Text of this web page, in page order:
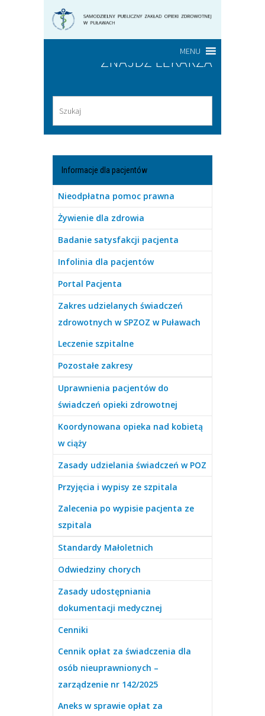
MENU
ZNAJDŹ LEKARZA
Informacje dla pacjentów
Nieodpłatna pomoc prawna
Żywienie dla zdrowia
Badanie satysfakcji pacjenta
Infolinia dla pacjentów
Portal Pacjenta
Zakres udzielanych świadczeń
zdrowotnych w SPZOZ w Puławach
Leczenie szpitalne
Pozostałe zakresy
Uprawnienia pacjentów do
świadczeń opieki zdrowotnej
Koordynowana opieka nad kobietą
w ciąży
Zasady udzielania świadczeń w POZ
Przyjęcia i wypisy ze szpitala
Zalecenia po wypisie pacjenta ze
szpitala
Standardy Małoletnich
Odwiedziny chorych
Zasady udostępniania
dokumentacji medycznej
Cenniki
Cennik opłat za świadczenia dla
osób nieuprawnionych –
zarządzenie nr 142/2025
Aneks w sprawie opłat za